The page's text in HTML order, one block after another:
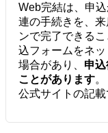
Web完結は、申
連の手続きを、
ンで完了できる
込フォームをネ
場合があり、 申
ことがあります
公式サイトの記載